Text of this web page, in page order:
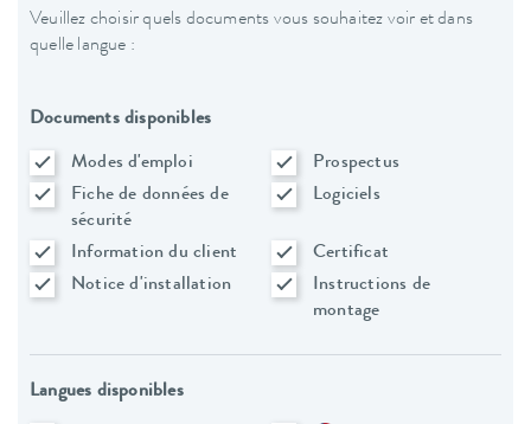
Veuillez choisir quels documents vous souhaitez voir et dans
quelle langue :
Documents disponibles
Modes d'emploi
Prospectus
Fiche de données de
sécurité
Logiciels
Information du client
Certificat
Notice d'installation
Instructions de
montage
Langues disponibles